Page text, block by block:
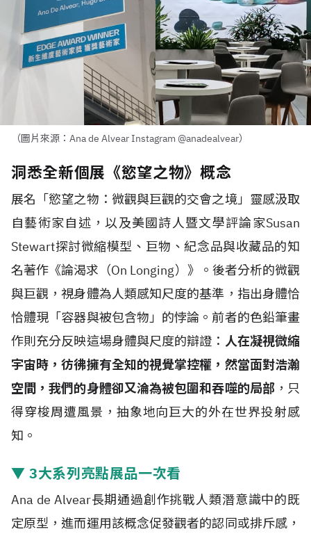
（圖片來源：Ana de Alvear Instagram @anadealvear）
洞悉全新個展《慾望之物》概念
展名「慾望之物：微觀與巨觀的交會之境」靈感汲取
自藝術家自述，以及美國詩人暨文學評論家Susan
Stewart探討微縮模型、巨物、紀念品與收藏品的知
名著作《論渴求（On Longing）》。後者分析的微觀
與巨觀，視身體為人類感知尺度的基準，指出身體恰
恰體現「容器與被包含物」的悖論。前者的色鉛筆畫
作則充分反映這場身體與尺度的辯證： 人在凝視微縮
宇宙時，彷彿擁有全知的視覺掌控權，然當面對浩瀚
空間，我們的身體卻又淪為被包圍和吞噬的局部，只
得穿梭周遭風景，抽象地向巨大的外在世界投射感
知。
▼ 3大系列亮點展品一次看
Ana de Alvear長期通過創作挑戰人類潛意識中的既
定原型，進而運用該概念促發觀者的認同或排斥感，